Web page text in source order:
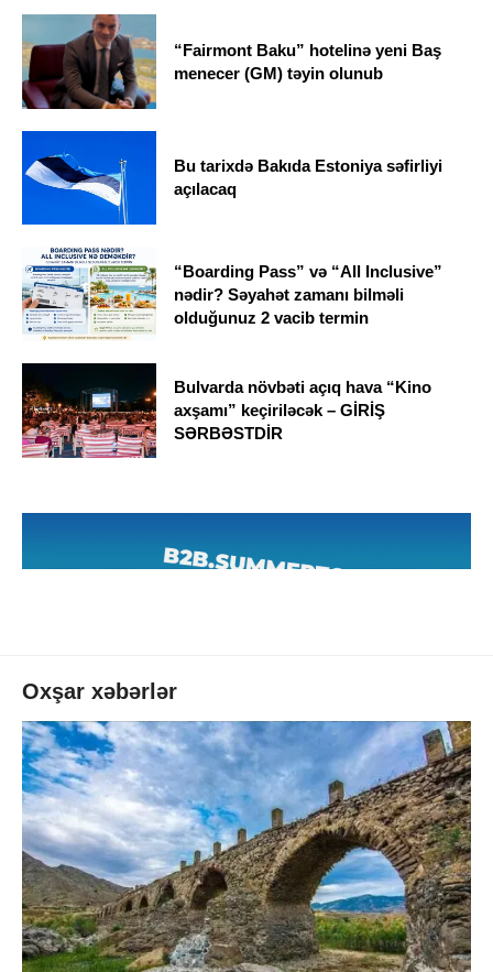
“Fairmont Baku” hotelinə yeni Baş
menecer (GM) təyin olunub
Bu tarixdə Bakıda Estoniya səfirliyi
açılacaq
“Boarding Pass” və “All Inclusive”
nədir? Səyahət zamanı bilməli
olduğunuz 2 vacib termin
Bulvarda növbəti açıq hava “Kino
axşamı” keçiriləcək – GİRİŞ
SƏRBƏSTDİR
Oxşar xəbərlər